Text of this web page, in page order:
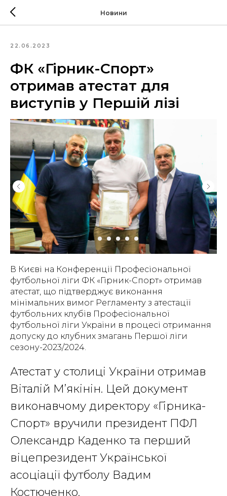
Новини
22.06.2023
ФК «Гірник-Спорт»
отримав атестат для
виступів у Першій лізі
В Києві на Конференції Професіональної
футбольної ліги ФК «Гірник-Спорт» отримав
атестат, що підтверджує виконання
мінімальних вимог Регламенту з атестації
футбольних клубів Професіональної
футбольної ліги України в процесі отримання
допуску до клубних змагань Першої ліги
сезону-2023/2024.
Атестат у столиці України отримав
Віталій М’якінін. Цей документ
виконавчому директору «Гірника-
Спорт» вручили президент ПФЛ
Олександр Каденко та перший
віцепрезидент Української
асоціації футболу Вадим
Костюченко.